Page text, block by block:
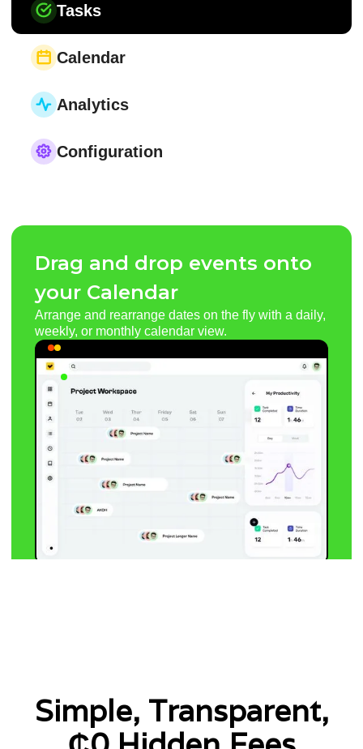
Tasks
Calendar
Analytics
Configuration
Drag and drop events onto
your Calendar
Arrange and rearrange dates on the fly with a daily,
weekly, or monthly calendar view.
Simple, Transparent,